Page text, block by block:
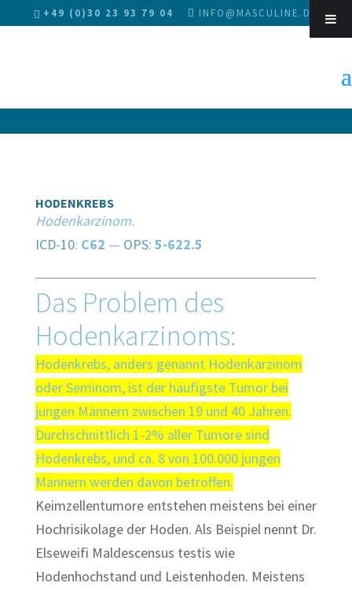
+49 (0)30 23 93 79 04 INFO@MASCULINE.DE
HODENKREBS
Hodenkarzinom.
ICD-10: C62 — OPS: 5-622.5
Das Problem des
Hodenkarzinoms:
Hodenkrebs, anders genannt Hodenkarzinom
oder Seminom, ist der häufigste Tumor bei
jungen Männern zwischen 19 und 40 Jahren.
Durchschnittlich 1-2% aller Tumore sind
Hodenkrebs, und ca. 8 von 100.000 jungen
Männern werden davon betroffen.
Keimzellentumore entstehen meistens bei einer
Hochrisikolage der Hoden. Als Beispiel nennt Dr.
Elseweifi Maldescensus testis wie
Hodenhochstand und Leistenhoden. Meistens